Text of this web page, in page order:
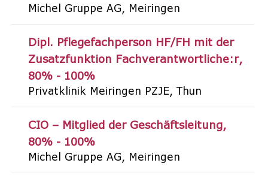
Michel Gruppe AG Meiringen
Dipl. Pflegefachperson HF/FH mit der
Zusatzfunktion Fachverantwortliche:r
80% - 100%
Privatklinik Meiringen PZJE Thun
CIO – Mitglied der Geschäftsleitung
80% - 100%
Michel Gruppe AG Meiringen